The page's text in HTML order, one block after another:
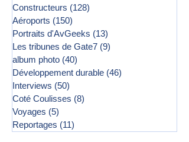
Constructeurs (128)
Aéroports (150)
Portraits d'AvGeeks (13)
Les tribunes de Gate7 (9)
album photo (40)
Développement durable (46)
Interviews (50)
Coté Coulisses (8)
Voyages (5)
Reportages (11)